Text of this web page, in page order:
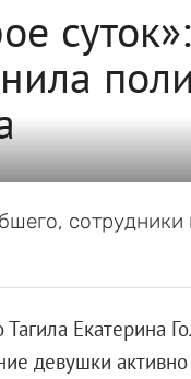
Екатерина
девушки